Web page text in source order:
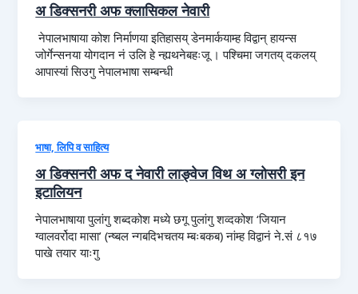
अ डिक्सनरी अफ क्लासिकल नेवारी
नेपालभाषाया कोश निर्माणया इतिहासय् डेनमार्कयाम्ह विद्वान् हायन्स
जोर्गेन्सनया योगदान नं उलि हे न्ह्यथनेबहःजू । पश्चिमा जगतय् दकलय्
आपास्यां सिउगु नेपालभाषा सम्बन्धी
भाषा, लिपि व साहित्य
अ डिक्सनरी अफ द नेवारी लाङ्वेज विथ अ ग्लोसरी इन
इटालियन
नेपालभाषाया पुलांगु शब्दकोश मध्ये छगू पुलांगु शव्दकोश ‘जियान
ग्वालवर्रोदा मासा’ (न्ष्बल न्गबदिभचतय म्बःबकब) नांम्ह विद्वानं ने.सं ८१७
पाखे तयार याःगु